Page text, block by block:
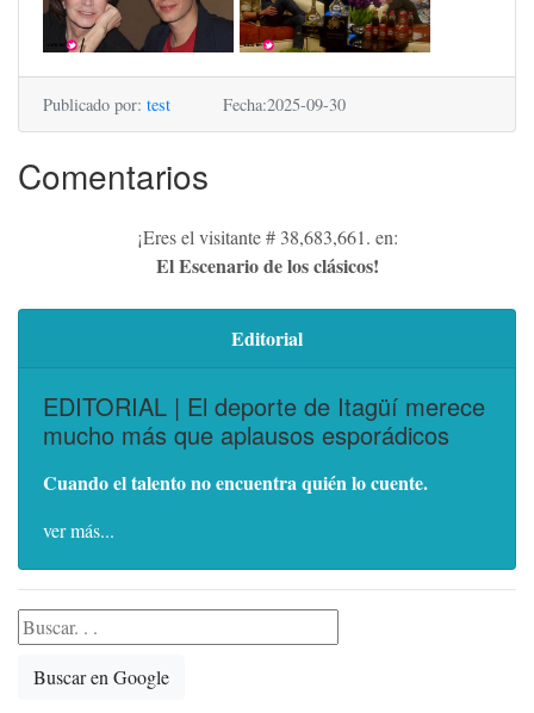
Publicado por: test Fecha:2025-09-30
Comentarios
¡Eres el visitante # 38,683,661. en:
El Escenario de los clásicos!
Editorial
EDITORIAL | El deporte de Itagüí merece
mucho más que aplausos esporádicos
Cuando el talento no encuentra quién lo cuente.
ver más...
Buscar en Google